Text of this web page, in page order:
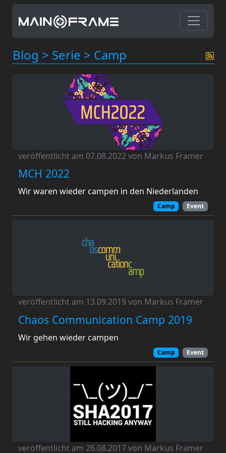
Blog > Serie > Camp
veröffentlicht am 07.08.2022 von Markus Framer
MCH 2022
Wir waren wieder campen in den Niederlanden
Camp Event
veröffentlicht am 13.09.2019 von Markus Framer
Chaos Communication Camp 2019
Wir gehen wieder campen
Camp Event
veröffentlicht am 26.08.2017 von Markus Framer